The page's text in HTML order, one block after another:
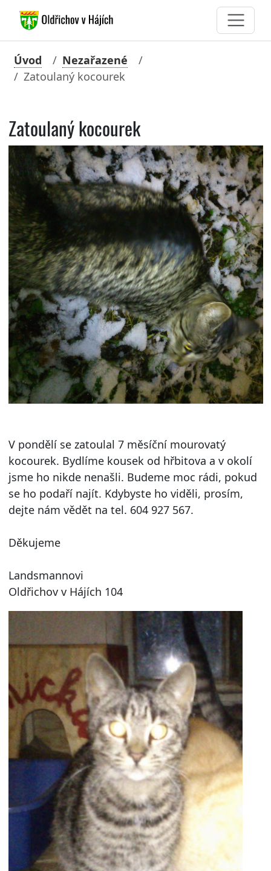
Úvod
Nezařazené
Zatoulaný kocourek
Zatoulaný kocourek
V pondělí se zatoulal 7 měsíční mourovatý
kocourek. Bydlíme kousek od hřbitova a v okolí
jsme ho nikde nenašli. Budeme moc rádi, pokud
se ho podaří najít. Kdybyste ho viděli, prosím,
dejte nám vědět na tel. 604 927 567.
Děkujeme
Landsmannovi
Oldřichov v Hájích 104